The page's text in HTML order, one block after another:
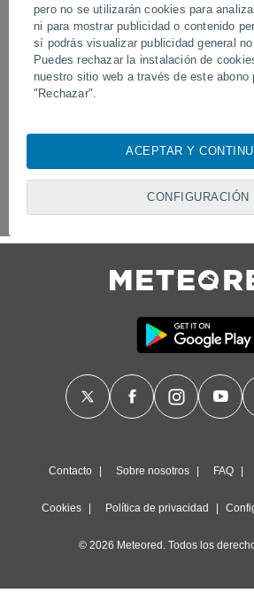
pero no se utilizarán cookies para
ni para mostrar publicidad o contenido
sí podrás visualizar publicidad general
Puedes rechazar la instalación de
nuestro sitio web a través de este abono
"Rechazar".
cookies, identificadores únicos o
almacenar, acceder y procesar datos
visita en este sitio web, las direcciones
identificadores de cookies. Es posible
proveedores traten tus datos personales
Política de Cookiesen este
tratamiento de datos:
Almacenar la información en un
básicos, crear perfiles para publicidad
perfiles para seleccionar la publicidad
perfil para personalizar el contenido, uso
comprender al público a través de
con el objetivo de seleccionar el
Datos de localización geográfica precisa
ACEPTAR Y
CONFIGURACIÓN
Tornados y lluvias torrenciales en
Pelotas, Brasil.
Síguenos
Contacto Sobre nosotros FAQ
Cookies Política de privacidad
© 2026 Meteored. Todos los